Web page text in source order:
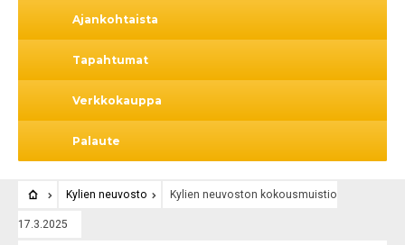
Ajankohtaista
Tapahtumat
Verkkokauppa
Palaute
Kylien neuvosto Kylien neuvoston kokousmuistio
17.3.2025